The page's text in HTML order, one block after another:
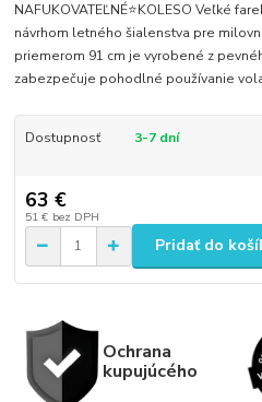
NAFUKOVATEĽNÉ⭐KOLESO Veľké
návrhom letného šialenstva pre
priemerom 91 cm je vyrobené z
zabezpečuje pohodlné používanie
Dostupnosť 3-7 dní
63 €
51 € bez DPH
Pridať do
Ochrana
kupujúcého